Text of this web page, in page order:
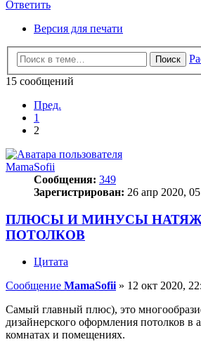
Ответить
Ответить
Версия для печати
Поиск
15 сообщений
Пред.
1
2
MamaSofii
Сообщения: 349
Зарегистрирован: 26 апр 2020,
ПЛЮСЫ И МИНУСЫ
ПОТОЛКОВ
Цитата
Сообщение MamaSofii » 12 окт 2020,
Самый главный плюс), это
дизайнерского оформления потолков
комнатах и помещениях.